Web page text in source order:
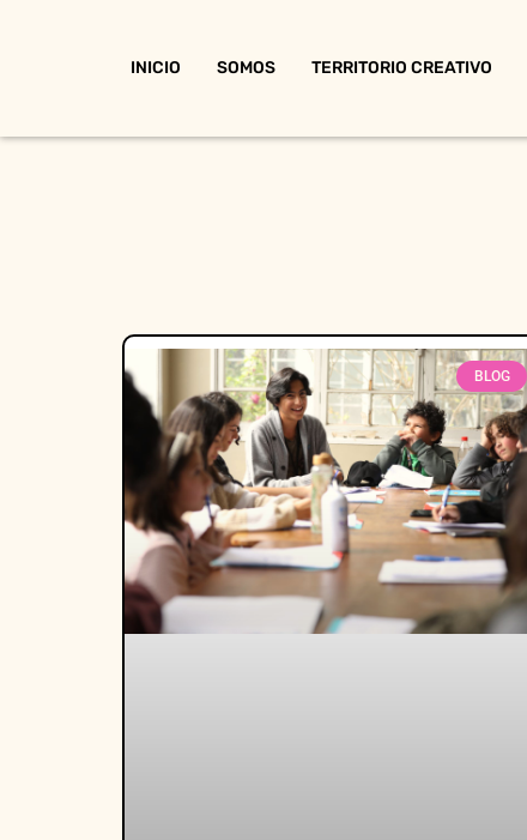
INICIO SOMOS TERRITORIO CREATIVO
BLOG